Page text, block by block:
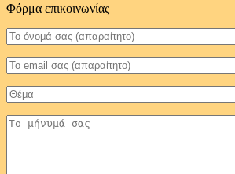
Φόρμα επικοινωνίας